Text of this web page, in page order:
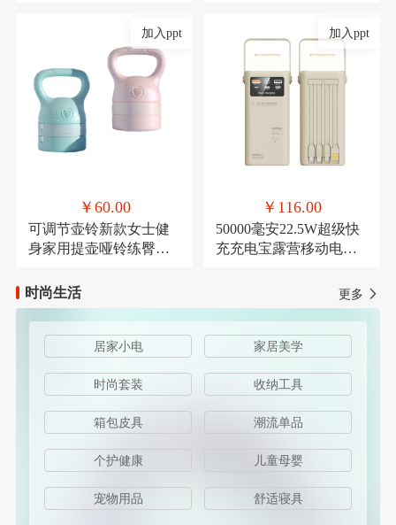
加入ppt
￥60.00
可调节壶铃新款女士健
身家用提壶哑铃练臀翘
加入ppt
￥116.00
50000毫安22.5W超级快
充充电宝露营移动电源
时尚生活
更多
居家小电 家居美学
时尚套装 收纳工具
箱包皮具 潮流单品
个护健康 儿童母婴
宠物用品 舒适寝具